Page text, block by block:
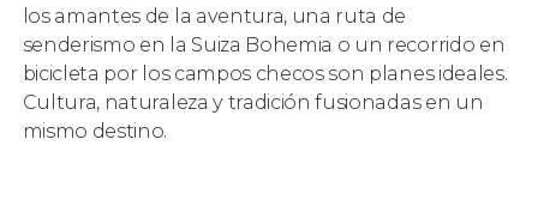
los amantes de la aventura, una ruta de
senderismo en la Suiza Bohemia o un recorrido en
bicicleta por los campos checos son planes ideales.
Cultura, naturaleza y tradición fusionadas en un
mismo destino.